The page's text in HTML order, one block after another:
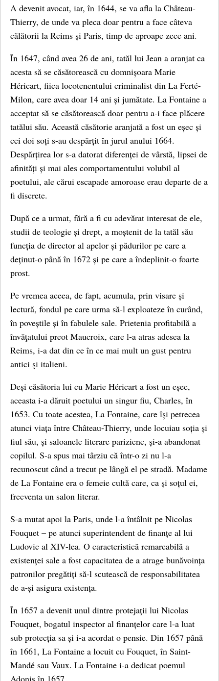
A devenit avocat, iar, în 1644, se va afla la Château-
Thierry, de unde va pleca doar pentru a face câteva
călătorii la Reims și Paris, timp de aproape zece ani.
În 1647, când avea 26 de ani, tatăl lui Jean a aranjat ca
acesta să se căsătorească cu domnișoara Marie
Héricart, fiica locotenentului criminalist din La Ferté-
Milon, care avea doar 14 ani și jumătate. La Fontaine a
acceptat să se căsătorească doar pentru a-i face plăcere
tatălui său. Această căsătorie aranjată a fost un eșec și
cei doi soți s-au despărțit în jurul anului 1664.
Despărțirea lor s-a datorat diferenței de vârstă, lipsei de
afinități și mai ales comportamentului volubil al
poetului, ale cărui escapade amoroase erau departe de a
fi discrete.
După ce a urmat, fără a fi cu adevărat interesat de ele,
studii de teologie și drept, a moștenit de la tatăl său
funcția de director al apelor și pădurilor pe care a
deținut-o până în 1672 și pe care a îndeplinit-o foarte
prost.
Pe vremea aceea, de fapt, acumula, prin visare și
lectură, fondul pe care urma să-l exploateze în curând,
în poveștile și în fabulele sale. Prietenia profitabilă a
învăţatului preot Maucroix, care l-a atras adesea la
Reims, i-a dat din ce în ce mai mult un gust pentru
antici şi italieni.
Deși căsătoria lui cu Marie Héricart a fost un eșec,
aceasta i-a dăruit poetului un singur fiu, Charles, în
1653. Cu toate acestea, La Fontaine, care își petrecea
atunci viața între Château-Thierry, unde locuiau soția și
fiul său, și saloanele literare pariziene, și-a abandonat
copilul. S-a spus mai târziu că într-o zi nu l-a
recunoscut când a trecut pe lângă el pe stradă. Madame
de La Fontaine era o femeie cultă care, ca și soțul ei,
frecventa un salon literar.
S-a mutat apoi la Paris, unde l-a întâlnit pe Nicolas
Fouquet – pe atunci superintendent de finanțe al lui
Ludovic al XIV-lea. O caracteristică remarcabilă a
existenței sale a fost capacitatea de a atrage bunăvoința
patronilor pregătiți să-l scutească de responsabilitatea
de a-și asigura existența.
În 1657 a devenit unul dintre protejații lui Nicolas
Fouquet, bogatul inspector al finanțelor care l-a luat
sub protecția sa și i-a acordat o pensie. Din 1657 până
în 1661, La Fontaine a locuit cu Fouquet, în Saint-
Mandé sau Vaux. La Fontaine i-a dedicat poemul
Adonis în 1657.